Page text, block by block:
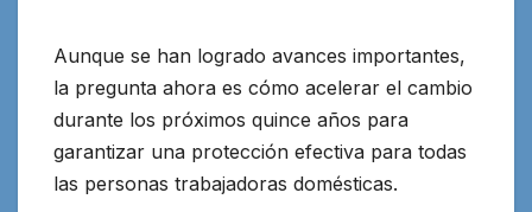
Aunque se han logrado avances importantes,
la pregunta ahora es cómo acelerar el cambio
durante los próximos quince años para
garantizar una protección efectiva para todas
las personas trabajadoras domésticas.